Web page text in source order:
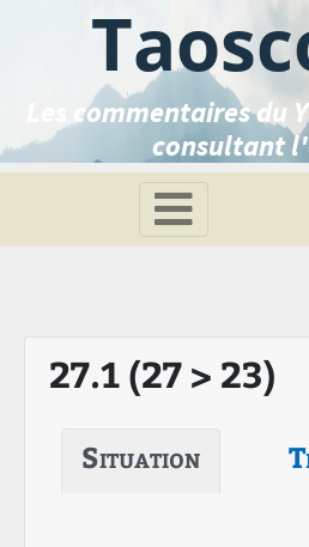
Les commentaires du
consultant
27.1 (27 > 23)
Situation